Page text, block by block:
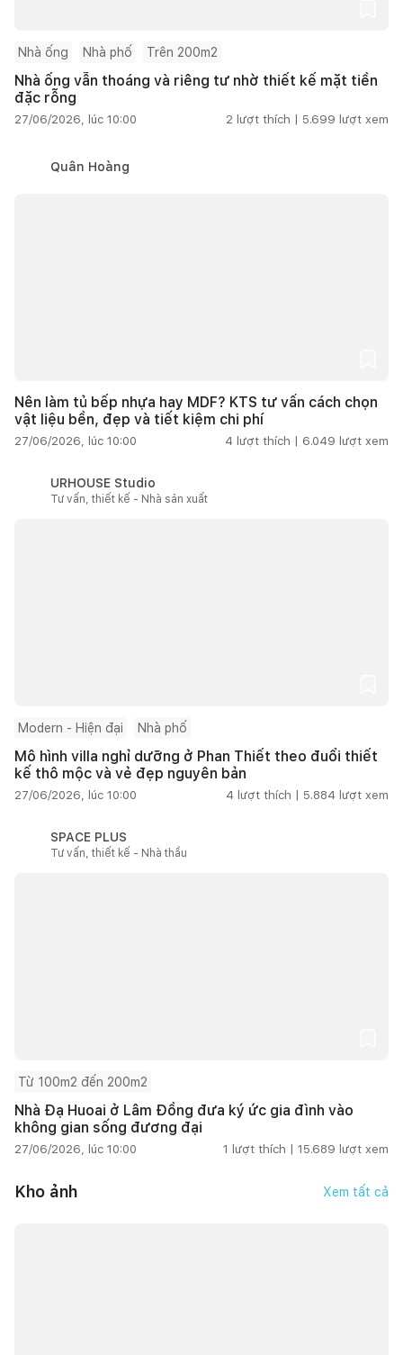
Nhà ống Nhà phố Trên 200m2
Nhà ống vẫn thoáng và riêng tư nhờ thiết kế mặt tiền
đặc rỗng
27/06/2026, lúc 10:00 2 lượt thích | 5.699 lượt xem
Quân Hoàng
Nên làm tủ bếp nhựa hay MDF? KTS tư vấn cách chọn
vật liệu bền, đẹp và tiết kiệm chi phí
27/06/2026, lúc 10:00 4 lượt thích | 6.049 lượt xem
URHOUSE Studio
Tư vấn, thiết kế - Nhà sản xuất
Modern - Hiện đại Nhà phố
Mô hình villa nghỉ dưỡng ở Phan Thiết theo đuổi thiết
kế thô mộc và vẻ đẹp nguyên bản
27/06/2026, lúc 10:00 4 lượt thích | 5.884 lượt xem
SPACE PLUS
Tư vấn, thiết kế - Nhà thầu
Từ 100m2 đến 200m2
Nhà Đạ Huoai ở Lâm Đồng đưa ký ức gia đình vào
không gian sống đương đại
27/06/2026, lúc 10:00 1 lượt thích | 15.689 lượt xem
Kho ảnh Xem tất cả